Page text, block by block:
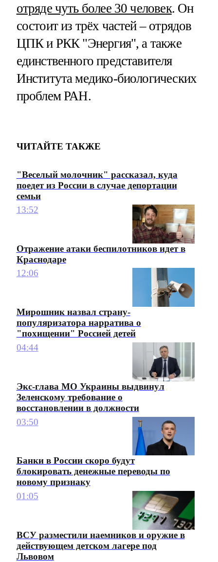
отряде чуть более 30 человек. Он
состоит из трёх частей – отрядов
ЦПК и РКК "Энергия", а также
единственного представителя
Института медико-биологических
проблем РАН.
ЧИТАЙТЕ ТАКЖЕ
"Веселый молочник" рассказал, куда
поедет из России в случае депортации
семьи
13:52
Отражение атаки беспилотников идет в
Краснодаре
12:06
Мирошник назвал страну-
популяризатора нарратива о
"похищении" Россией детей
04:44
Экс-глава МО Украины выдвинул
Зеленскому требование о
восстановлении в должности
03:50
Банки в России скоро будут
блокировать денежные переводы по
новому признаку
01:05
ВСУ разместили наемников и оружие в
действующем детском лагере под
Львовом